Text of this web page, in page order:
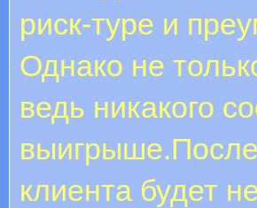
риск-туре и
Однако не
ведь никакого
клиента будет